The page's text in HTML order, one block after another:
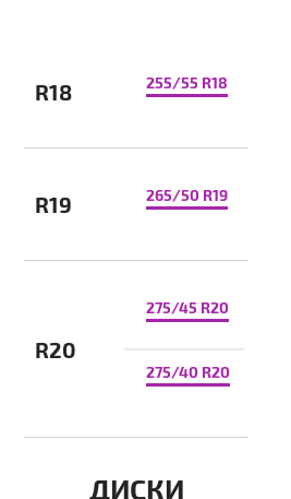
R18 255/55 R18
R19 265/50 R19
R20
275/45 R20
275/40 R20
ДИСКИ